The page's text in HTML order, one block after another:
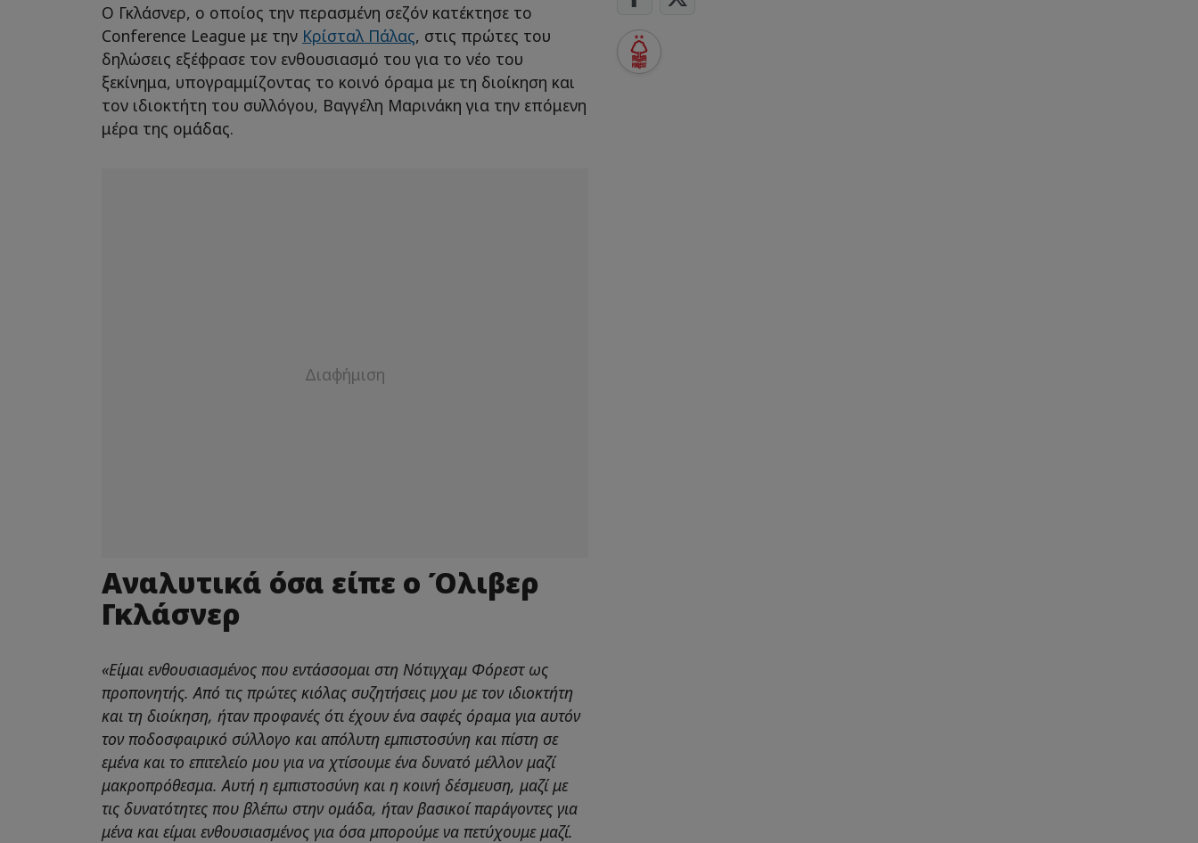
Ο Γκλάσνερ, ο οποίος την περασμένη σεζόν κατέκτησε το
Conference League με την Κρίσταλ Πάλας, στις πρώτες του
δηλώσεις εξέφρασε τον ενθουσιασμό του για το νέο του
ξεκίνημα, υπογραμμίζοντας το κοινό όραμα με τη διοίκηση και
τον ιδιοκτήτη του συλλόγου, Βαγγέλη Μαρινάκη για την επόμενη
μέρα της ομάδας.
Αναλυτικά όσα είπε ο Όλιβερ
Γκλάσνερ
«Είμαι ενθουσιασμένος που εντάσσομαι στη Νότιγχαμ Φόρεστ ως
προπονητής. Από τις πρώτες κιόλας συζητήσεις μου με τον ιδιοκτήτη
και τη διοίκηση, ήταν προφανές ότι έχουν ένα σαφές όραμα για αυτόν
τον ποδοσφαιρικό σύλλογο και απόλυτη εμπιστοσύνη και πίστη σε
εμένα και το επιτελείο μου για να χτίσουμε ένα δυνατό μέλλον μαζί
μακροπρόθεσμα. Αυτή η εμπιστοσύνη και η κοινή δέσμευση, μαζί με
τις δυνατότητες που βλέπω στην ομάδα, ήταν βασικοί παράγοντες για
μένα και είμαι ενθουσιασμένος για όσα μπορούμε να πετύχουμε μαζί.